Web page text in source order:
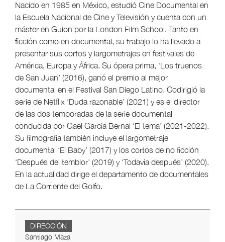
Nacido en 1985 en México, estudió Cine Documental en
la Escuela Nacional de Cine y Televisión y cuenta con un
máster en Guion por la London Film School. Tanto en
ficción como en documental, su trabajo lo ha llevado a
presentar sus cortos y largometrajes en festivales de
América, Europa y África. Su ópera prima, ‘Los truenos
de San Juan’ (2016), ganó el premio al mejor
documental en el Festival San Diego Latino. Codirigió la
serie de Netflix ‘Duda razonable’ (2021) y es el director
de las dos temporadas de la serie documental
conducida por Gael García Bernal ‘El tema’ (2021-2022).
Su filmografía también incluye el largometraje
documental ‘El Baby’ (2017) y los cortos de no ficción
‘Después del temblor’ (2019) y ‘Todavía después’ (2020).
En la actualidad dirige el departamento de documentales
de La Corriente del Golfo.
DIRECCIÓN
Santiago Maza